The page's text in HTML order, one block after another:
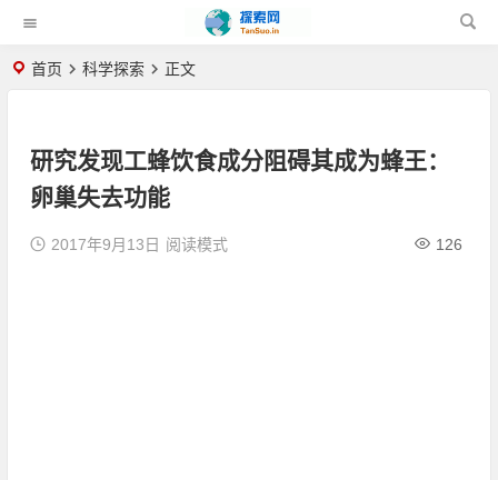
首页 科学探索 正文
研究发现工蜂饮食成分阻碍其成为蜂王：
卵巢失去功能
2017年9月13日 126
阅读模式